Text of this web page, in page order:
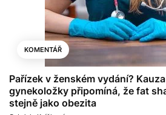
KOMENTÁŘ
Pařízek v ženském vydání?
gynekoložky připomíná, že fat
stejně jako obezita